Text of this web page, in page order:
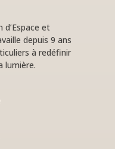
d’Espace et
depuis 9 ans
à redéfinir
lumière.